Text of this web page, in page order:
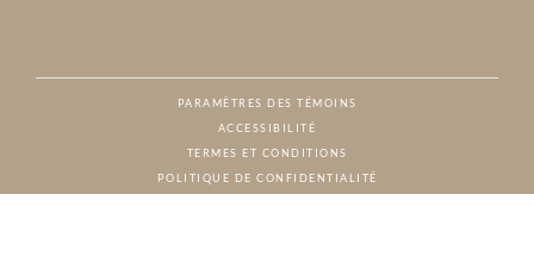
PARAMÈTRES DES TÉMOINS
ACCESSIBILITÉ
TERMES ET CONDITIONS
POLITIQUE DE CONFIDENTIALITÉ